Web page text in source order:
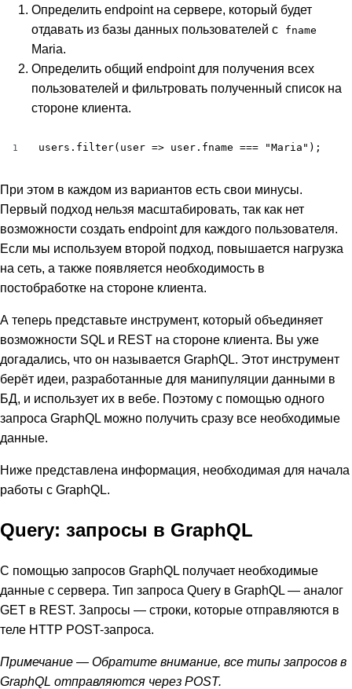
Определить endpoint на сервере, который будет
отдавать из базы данных пользователей с
fname
Maria.
Определить общий endpoint для получения всех
пользователей и фильтровать полученный список на
стороне клиента.
1 users.filter(user => user.fname === "Maria");
При этом в каждом из вариантов есть свои минусы.
Первый подход нельзя масштабировать, так как нет
возможности создать endpoint для каждого пользователя.
Если мы используем второй подход, повышается нагрузка
на сеть, а также появляется необходимость в
постобработке на стороне клиента.
А теперь представьте инструмент, который объединяет
возможности SQL и REST на стороне клиента. Вы уже
догадались, что он называется GraphQL. Этот инструмент
берёт идеи, разработанные для манипуляции данными в
БД, и использует их в вебе. Поэтому с помощью одного
запроса GraphQL можно получить сразу все необходимые
данные.
Ниже представлена информация, необходимая для начала
работы с GraphQL.
Query: запросы в GraphQL
С помощью запросов GraphQL получает необходимые
данные с сервера. Тип запроса Query в GraphQL — аналог
GET в REST. Запросы — строки, которые отправляются в
теле HTTP POST-запроса.
Примечание — Обратите внимание, все типы запросов в
GraphQL отправляются через POST.